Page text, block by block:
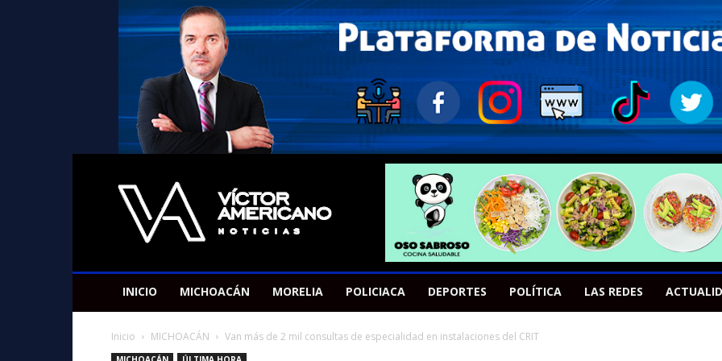
Americano
Victor
INICIO MICHOACÁN MORELIA POLICIACA DEPORTES POLÍTICA LAS REDES
Inicio MICHOACÁN Van más de 2 mil consultas de especialidad en instalaciones del CRIT